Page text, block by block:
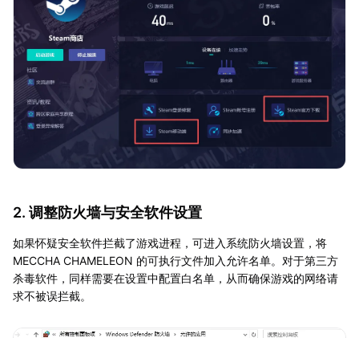
2. 调整防火墙与安全软件设置
如果怀疑安全软件拦截了游戏进程，可进入系统防火墙设置，将
MECCHA CHAMELEON 的可执行文件加入允许名单。对于第三方
杀毒软件，同样需要在设置中配置白名单，从而确保游戏的网络请
求不被误拦截。